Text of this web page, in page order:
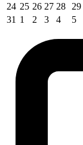
24 25 26 27 28 29
31 1 2 3 4 5